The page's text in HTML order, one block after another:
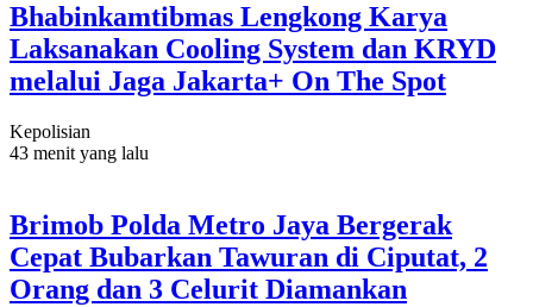
Bhabinkamtibmas Lengkong Karya
Laksanakan Cooling System dan KRYD
melalui Jaga Jakarta+ On The Spot
Kepolisian
43 menit yang lalu
Brimob Polda Metro Jaya Bergerak
Cepat Bubarkan Tawuran di Ciputat, 2
Orang dan 3 Celurit Diamankan